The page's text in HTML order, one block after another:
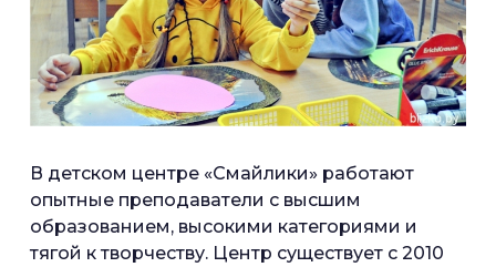
В детском центре «Смайлики» работают
опытные преподаватели с высшим
образованием, высокими категориями и
тягой к творчеству. Центр существует с 2010